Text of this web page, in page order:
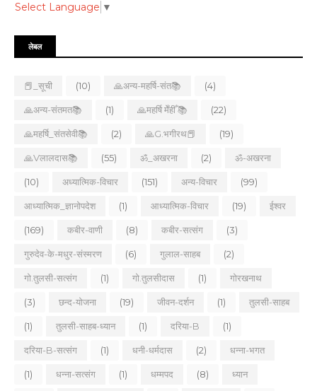
Select Language ▼
लेबल
📕_सूची (10) 🙏अन्य-महर्षि-संत📚 (4)
🙏अन्य-संतमत📚 (1) 🙏महर्षि मेँहीँ 📚 (22)
🙏महर्षि_संतसेवी📚 (2) 🙏G.भगीरथ📕 (19)
🙏Vलालदास📚 (55) ॐ_अखरना (2) ॐ-अखरना
(10) अध्यात्मिक-विचार (151) अन्य-विचार (99)
आध्यात्मिक_ज्ञानोपदेश (1) आध्यात्मिक-विचार (19) ईश्वर
(169) कबीर-वाणी (8) कबीर-सत्संग (3)
गुरुदेव-के-मधुर-संस्मरण (6) गुलाल-साहब (2)
गो.तुलसी-सत्संग (1) गो.तुलसीदास (1) गोरखनाथ
(3) छन्द-योजना (19) जीवन-दर्शन (1) तुलसी-साहब
(1) तुलसी-साहब-ध्यान (1) दरिया-B (1)
दरिया-B-सत्संग (1) धनी-धर्मदास (2) धन्ना-भगत
(1) धन्ना-सत्संग (1) धम्मपद (8) ध्यान